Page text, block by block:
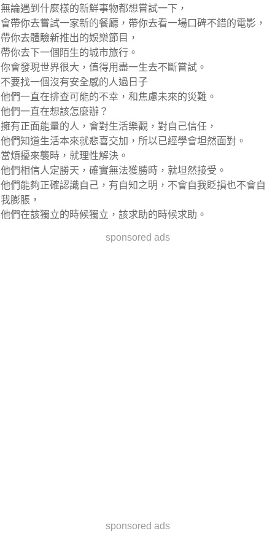
無論遇到什麼樣的新鮮事物都想嘗試一下，
會帶你去嘗試一家新的餐廳，帶你去看一場口碑不錯的電影，
帶你去體驗新推出的娛樂節目，
帶你去下一個陌生的城市旅行。
你會發現世界很大，值得用盡一生去不斷嘗試。
不要找一個沒有安全感的人過日子
他們一直在排查可能的不幸，和焦慮未來的災難。
他們一直在想該怎麼辦？
擁有正面能量的人，會對生活樂觀，對自己信任，
他們知道生活本來就悲喜交加，所以已經學會坦然面對。
當煩擾來襲時，就理性解決。
他們相信人定勝天，確實無法獲勝時，就坦然接受。
他們能夠正確認識自己，有自知之明，不會自我貶損也不會自
我膨脹，
他們在該獨立的時候獨立，該求助的時候求助。
sponsored ads
sponsored ads